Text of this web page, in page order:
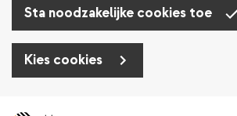
Sta noodzakelijke cookies toe
Kies cookies